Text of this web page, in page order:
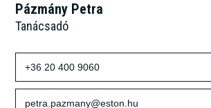
Pázmány Petra
Tanácsadó
+36 20 400 9060
petra.pazmany@eston.hu